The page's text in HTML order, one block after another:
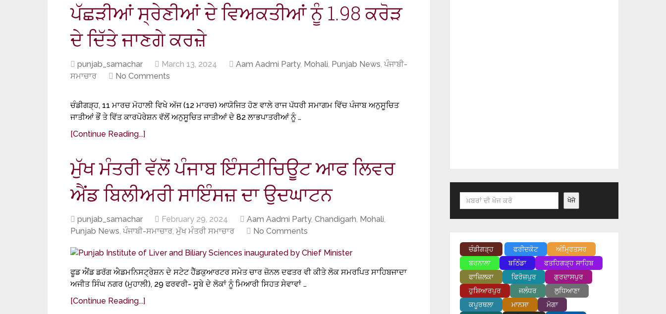
ਪੱਛੜੀਆਂ ਸ੍ਰੇਣੀਆਂ ਦੇ ਵਿਅਕਤੀਆਂ ਨੂੰ 1.98 ਕਰੋੜ
ਦੇ ਦਿੱਤੇ ਜਾਣਗੇ ਕਰਜ਼ੇ
punjab_samachar March 13, 2024 Aam Aadmi Party, Mohali, Punjab News, ਪੰਜਾਬੀ-
ਸਮਾਚਾਰ
No Comments
ਚੰਡੀਗੜ੍ਹ, 11 ਮਾਰਚ ਮੋਹਾਲੀ ਵਿਖੇ ਅੱਜ (12 ਮਾਰਚ) ਆਯੋਜਿਤ ਹੋਣ ਵਾਲੇ ਰਾਜ ਪੱਧਰੀ ਸਮਾਗਮ ਵਿੱਚ ਪੰਜਾਬ ਅਨੁਸੂਚਿਤ
ਜਾਤੀਆਂ ਭੌਂ ਤੇ ਵਿੱਤ ਕਾਰਪੋਰੇਸ਼ਨ ਵੱਲੋਂ ਅਨੁਸੂਚਿਤ ਜਾਤੀਆਂ ਦੇ 82 ਲਾਭਪਾਤਰੀਆਂ ਨੂੰ …
[Continue Reading...]
ਮੁੱਖ ਮੰਤਰੀ ਵੱਲੋਂ ਪੰਜਾਬ ਇੰਸਟੀਚਿਊਟ ਆਫ ਲਿਵਰ
ਐਂਡ ਬਿਲੀਅਰੀ ਸਾਇੰਸਜ਼ ਦਾ ਉਦਘਾਟਨ
punjab_samachar February 29, 2024 Aam Aadmi Party, Chandigarh, Mohali,
Punjab News, ਪੰਜਾਬੀ-ਸਮਾਚਾਰ, ਮੁੱਖ ਮੰਤਰੀ ਸਮਾਚਾਰ No Comments
ਫੂਡ ਐਂਡ ਡਰੱਗ ਐਡਮਨਿਸਟ੍ਰੇਸ਼ਨ ਦੇ ਸਟੇਟ ਹੈੱਡਕੁਆਰਟਰ ਸਮੇਤ ਚਾਰ ਜ਼ੋਨਲ ਦਫਤਰ ਵੀ ਕੀਤੇ ਲੋਕ ਸਮਰਪਿਤ ਸਾਹਿਬਜਾਦਾ
ਅਜੀਤ ਸਿੰਘ ਨਗਰ (ਮੁਹਾਲੀ), 29 ਫਰਵਰੀ- ਸੂਬੇ ਦੇ ਲੋਕਾਂ ਨੂੰ ਮਿਆਰੀ ਸਿਹਤ ਸੇਵਾਵਾਂ …
[Continue Reading...]
Search ਖੋਜੋ
ਚੰਡੀਗੜ੍ਹ ਫਰੀਦਕੋਟ
ਅੰਮ੍ਰਿਤਸਰ
ਬਰਨਾਲਾ
ਬਠਿੰਡਾ
ਫਤਹਿਗੜ੍ਹ ਸਾਹਿਬ
ਫਾਜ਼ਿਲਕਾ
ਫਿਰੋਜ਼ਪੁਰ
ਗੁਰਦਾਸਪੁਰ
ਹੁਸ਼ਿਆਰਪੁਰ
ਜਲੰਧਰ
ਲੁਧਿਆਣਾ
ਕਪੂਰਥਲਾ
ਮਾਨਸਾ
ਮੋਗਾ